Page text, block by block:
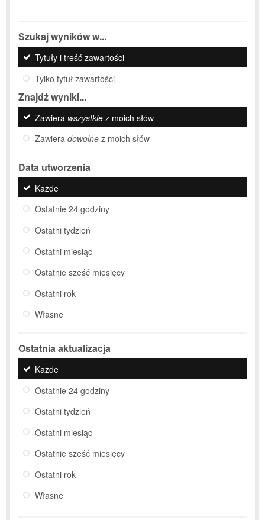
Szukaj wyników w...
Tytuły i treść zawartości
Tylko tytuł zawartości
Znajdź wyniki...
Zawiera wszystkie z moich słów
Zawiera dowolne z moich słów
Data utworzenia
Każde
Ostatnie 24 godziny
Ostatni tydzień
Ostatni miesiąc
Ostatnie sześć miesięcy
Ostatni rok
Własne
Ostatnia aktualizacja
Każde
Ostatnie 24 godziny
Ostatni tydzień
Ostatni miesiąc
Ostatnie sześć miesięcy
Ostatni rok
Własne